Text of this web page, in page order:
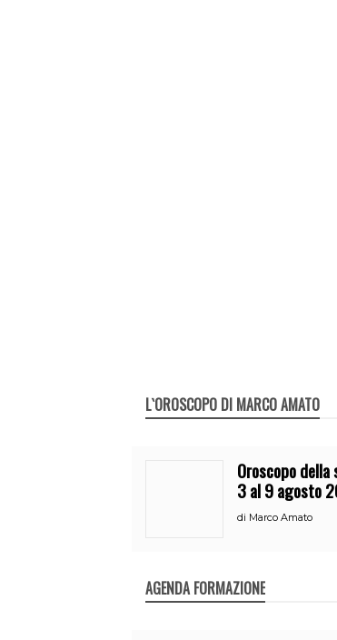
L`OROSCOPO DI MARCO AMATO
Oroscopo
3 al 9 agosto
di Marco Amato
AGENDA FORMAZIONE